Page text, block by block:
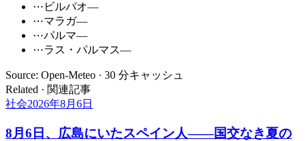
⋯ ビルバオ—
⋯マラガ—
⋯パルマ—
⋯ラス・パルマス—
Source: Open-Meteo · 30 分キャッシュ
Related · 関連記事
社会2026年8月6日
8月6日、広島にいたスペイン人――国交なき夏の